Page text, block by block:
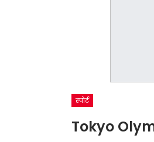
स्पोर्ट
Tokyo